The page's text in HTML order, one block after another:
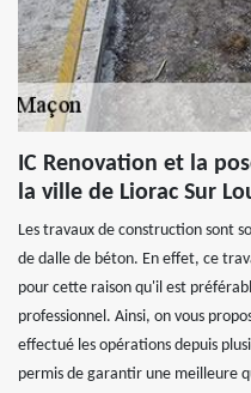
IC Renovation et la
la ville de Liorac Sur
Les travaux de construction sont
de dalle de béton. En effet, ce
pour cette raison qu'il est
professionnel. Ainsi, on vous
effectué les opérations depuis
permis de garantir une meilleure